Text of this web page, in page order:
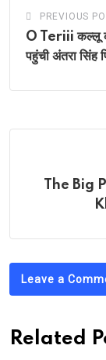
PREVIOUS
O Teriii कल्लू
पहुंची अंतरा सिंह
The Big
Leave a
Related